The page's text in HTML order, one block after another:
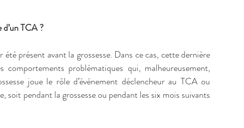
TCA ?
présent avant la grossesse. Dans ce cas, cette dernière
problématiques qui, malheureusement,
joue le rôle d’événement déclencheur au TCA ou
soit pendant la grossesse ou pendant les six mois suivants